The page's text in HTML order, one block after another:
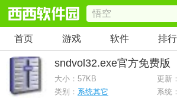
首页 游戏 软件 排行
sndvol32.exe官方免费版
大小： 57KB
更新
类别： 系统其它 系统